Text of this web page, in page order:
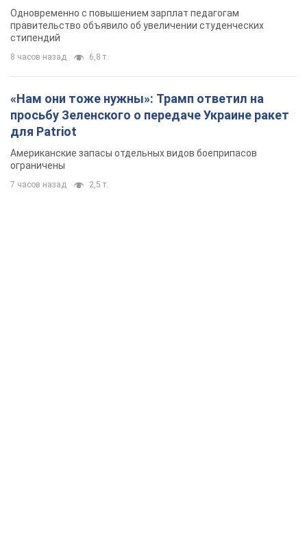
Одновременно с повышением зарплат педагогам
правительство объявило об увеличении студенческих
стипендий
8 часов назад 6,8 т.
«Нам они тоже нужны»: Трамп ответил на
просьбу Зеленского о передаче Украине ракет
для Patriot
Американские запасы отдельных видов боеприпасов
ограничены
7 часов назад 2,5 т.